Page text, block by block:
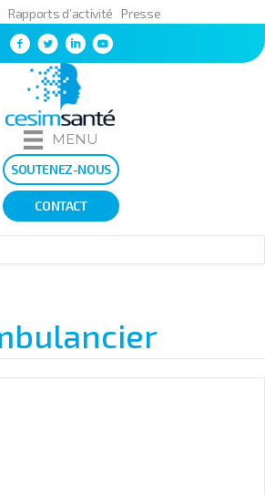
Rapports d’activité Presse
MENU
SOUTENEZ-NOUS
CONTACT